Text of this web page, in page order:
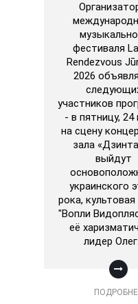
фестиваля
Rendezvous
2026
участников
- в пятницу, 24
на сцену
зала
выйдут
украинского
рока, культовая
"Вопли
её
лидер